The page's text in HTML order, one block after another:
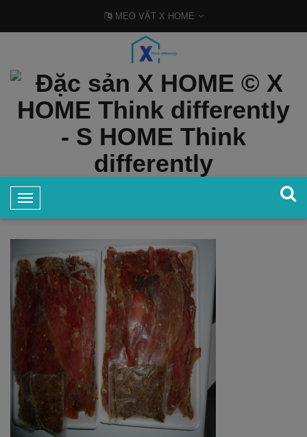
MẸO VẶT X HOME
T
o
o